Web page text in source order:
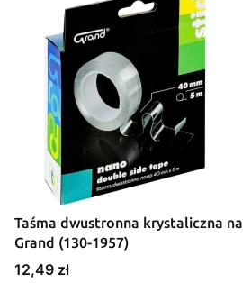
Taśma dwustronna krystaliczna
Grand (130-1957)
Cena
12,49 zł